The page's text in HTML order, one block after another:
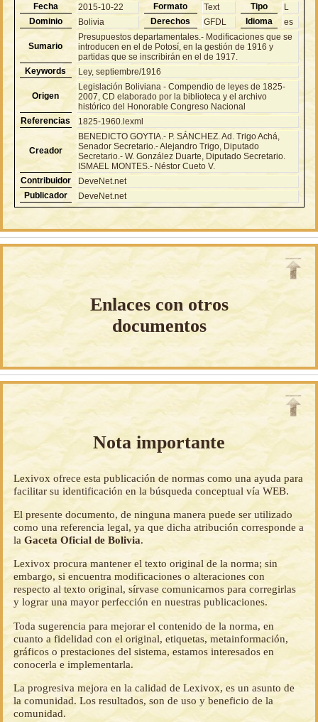
Fecha
2015-10-22 Formato Text Tipo
L
Dominio
Bolivia Derechos GFDL Idioma es
Sumario
Presupuestos departamentales.- Modificaciones que se
introducen en el de Potosí, en la gestión de 1916 y
partidas que se inscribirán en el de 1917.
Keywords
Ley, septiembre/1916
Origen
Legislación Boliviana - Compendio de leyes de 1825-
2007, CD elaborado por la biblioteca y el archivo
histórico del Honorable Congreso Nacional
Referencias
1825-1960.lexml
Creador
BENEDICTO GOYTIA.- P. SÁNCHEZ. Ad. Trigo Achá,
Senador Secretario.- Alejandro Trigo, Diputado
Secretario.- W. González Duarte, Diputado Secretario.
ISMAEL MONTES.- Néstor Cueto V.
Contribuidor
DeveNet.net
Publicador
DeveNet.net
Enlaces con otros
documentos
Nota importante
Lexivox ofrece esta publicación de normas como una ayuda para
facilitar su identificación en la búsqueda conceptual vía WEB.
El presente documento, de ninguna manera puede ser utilizado
como una referencia legal, ya que dicha atribución corresponde a
laGaceta Oficial de Bolivia.
Lexivox procura mantener el texto original de la norma; sin
embargo, si encuentra modificaciones o alteraciones con
respecto al texto original, sírvase comunicarnos para corregirlas
y lograr una mayor perfección en nuestras publicaciones.
Toda sugerencia para mejorar el contenido de la norma, en
cuanto a fidelidad con el original, etiquetas, metainformación,
gráficos o prestaciones del sistema, estamos interesados en
conocerla e implementarla.
La progresiva mejora en la calidad de Lexivox, es un asunto de
la comunidad. Los resultados, son de uso y beneficio de la
comunidad.